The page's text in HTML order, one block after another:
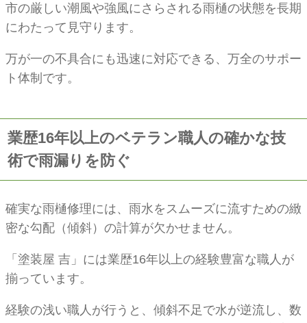
市の厳しい潮風や強風にさらされる雨樋の状態を長期
にわたって見守ります。
万が一の不具合にも迅速に対応できる、万全のサポー
ト体制です。
業歴16年以上のベテラン職人の確かな技
術で雨漏りを防ぐ
確実な雨樋修理には、雨水をスムーズに流すための緻
密な勾配（傾斜）の計算が欠かせません。
「塗装屋 吉」には業歴16年以上の経験豊富な職人が
揃っています。
経験の浅い職人が行うと、傾斜不足で水が逆流し、数